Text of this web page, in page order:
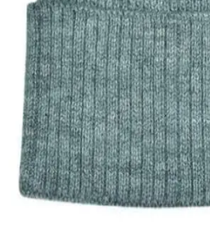
Quick View
Εξαντλημένο
ΑΝΔΡΙΚΑ
Ανδρικό σκουφί S
9,00€